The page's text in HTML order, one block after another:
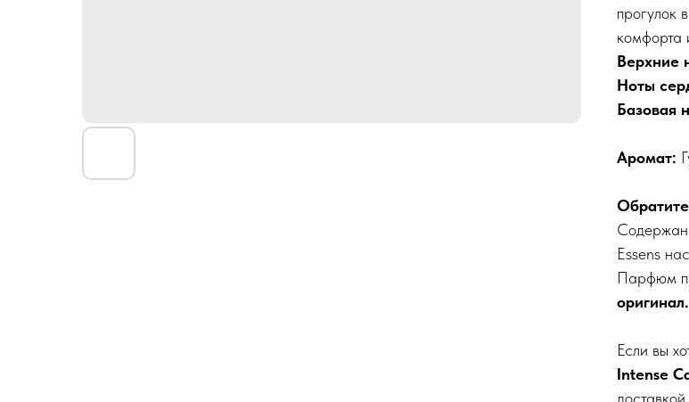
прогулок
комфорта
Верхние
Ноты
Базовая
Аромат:
Essens
Парфюм
оригинал.
Если вы
Intense